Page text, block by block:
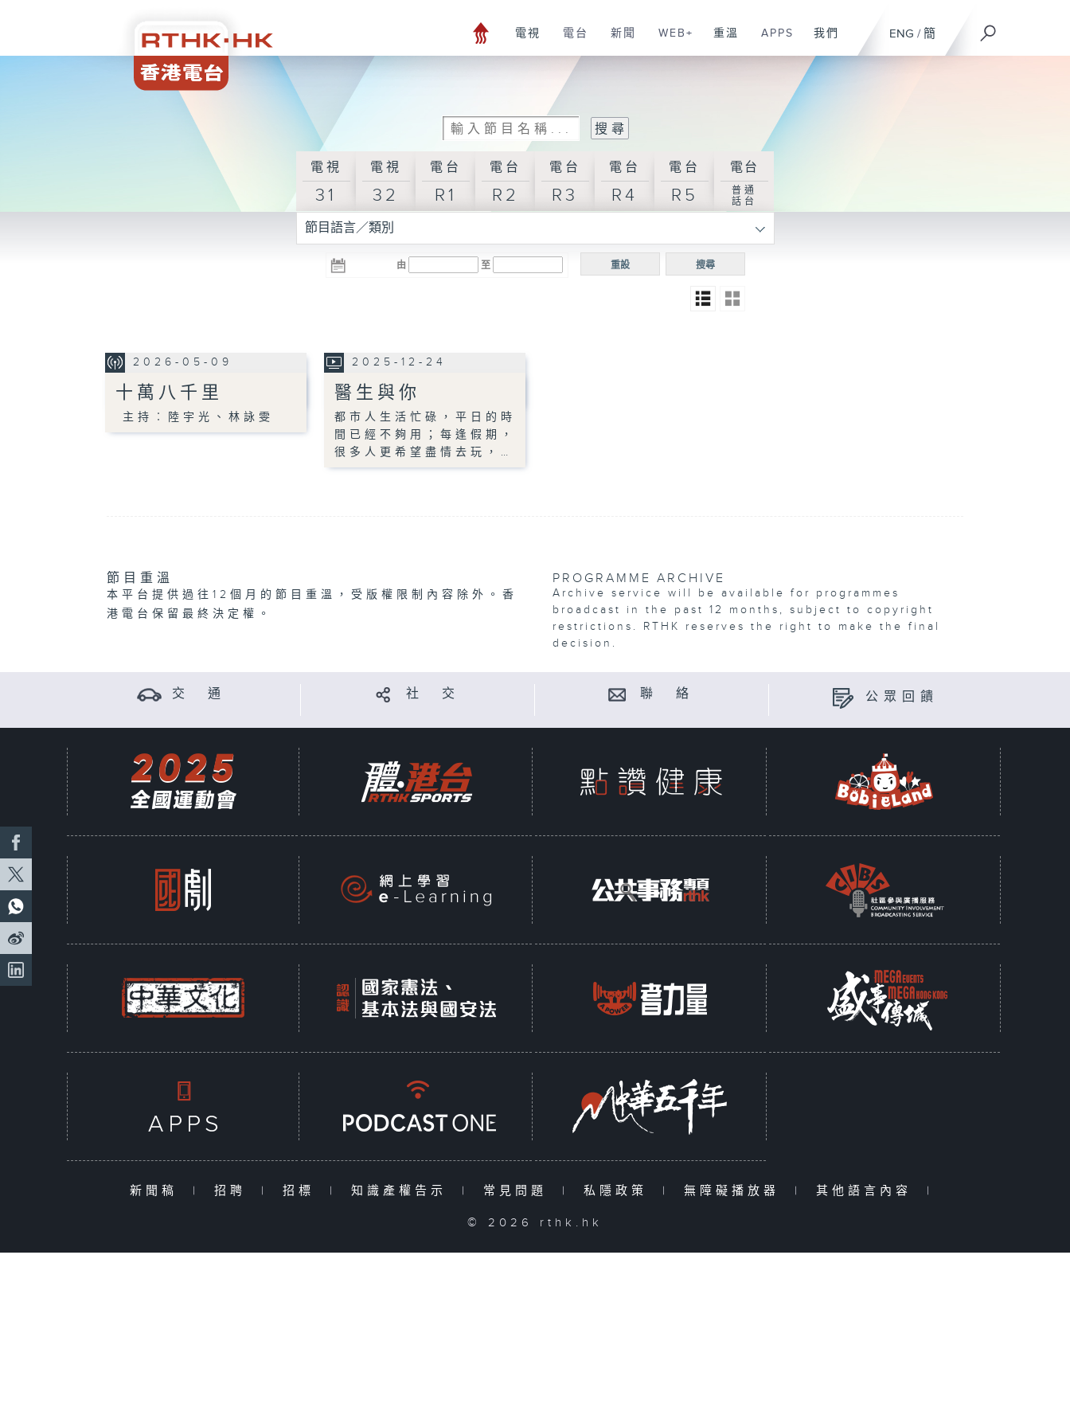
ENG / 簡
電視 電台 新聞 WEB+ 重溫 APPS 我們
電視
31
電視
32
電台
R1
電台
R2
電台
R3
電台
R4
電台
R5
電台
普通
話台
節目語言／類別
由 至 搜尋
重設
2026-05-09
十萬八千里
主持︰陸宇光、林詠雯
2025-12-24
醫生與你
都市人生活忙碌，平日的時
間已經不夠用；每逢假期，
很多人更希望盡情去玩，…
節目重溫
本平台提供過往12個月的節目重溫，受版權限制內容除外。香
港電台保留最終決定權。
PROGRAMME ARCHIVE
Archive service will be available for programmes
broadcast in the past 12 months, subject to copyright
restrictions. RTHK reserves the right to make the final
decision.
交 通 社 交 聯 絡 公眾回饋
新聞稿 | 招聘 | 招標 | 知識產權告示 | 常見問題 | 私隱政策 | 無障礙播放器 | 其他語言內容 |
© 2026 rthk.hk